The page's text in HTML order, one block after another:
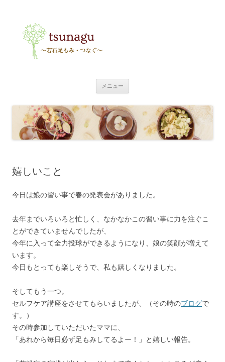
メニュー
ツ
へ
ス
キ
ッ
嬉しいこと
今日は娘の習い事で春の発表会がありました。
去年までいろいろと忙しく、なかなかこの習い事に力を注ぐこ
とができていませんでしたが、
今年に入って全力投球ができるようになり、娘の笑顔が増えて
います。
今日もとっても楽しそうで、私も嬉しくなりました。
そしてもう一つ。
セルフケア講座をさせてもらいましたが、（その時のブログで
す。）
その時参加していただいたママに、
「あれから毎日必ず足もみしてるよー！」と嬉しい報告。